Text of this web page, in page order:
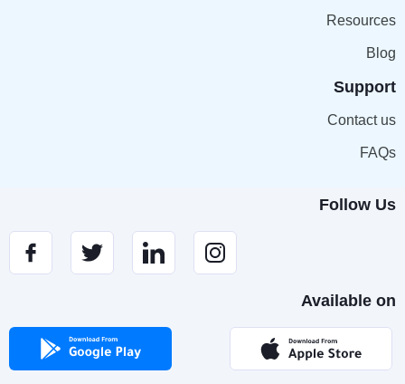
Resources
Blog
Support
Contact us
FAQs
Follow Us
Available on